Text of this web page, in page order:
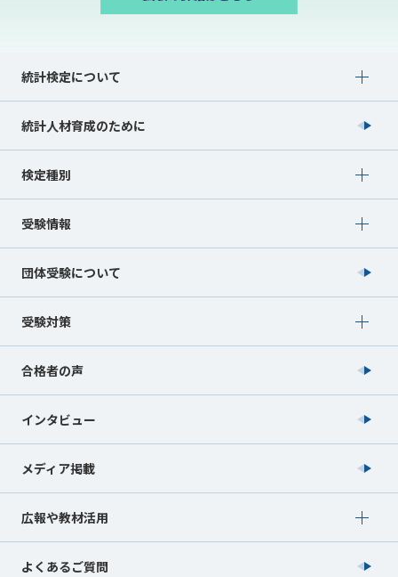
統計検定について
Show submenu for 統計検定について
統計人材育成のために
検定種別
Show submenu for 検定種別
受験情報
Show submenu for 受験情報
団体受験について
受験対策
Show submenu for 受験対策
合格者の声
インタビュー
メディア掲載
広報や教材活用
Show submenu for 広報や教材活用
よくあるご質問